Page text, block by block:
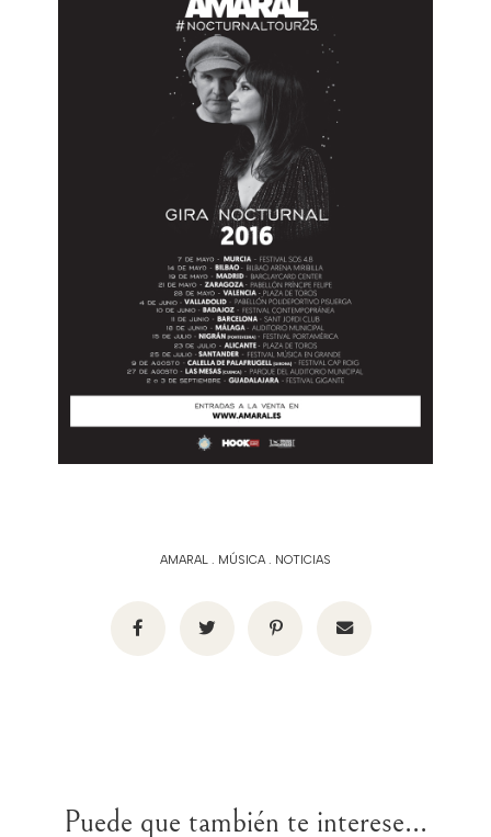
AMARAL. MÚSICA. NOTICIAS
Puede que también te interese...